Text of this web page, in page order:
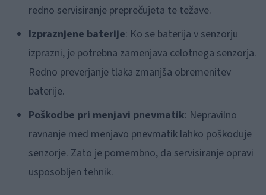
redno servisiranje preprečujeta te težave.
Izpraznjene baterije: Ko se baterija v senzorju
izprazni, je potrebna zamenjava celotnega senzorja.
Redno preverjanje tlaka zmanjša obremenitev
baterije.
Poškodbe pri menjavi pnevmatik: Nepravilno
ravnanje med menjavo pnevmatik lahko poškoduje
senzorje. Zato je pomembno, da servisiranje opravi
usposobljen tehnik.